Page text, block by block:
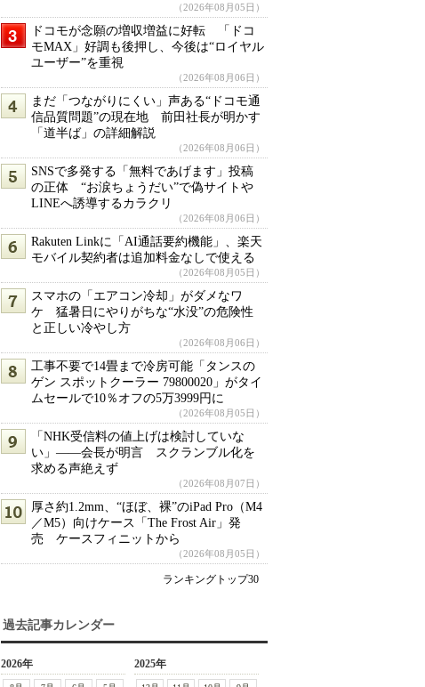
（2026年08月05日）
ドコモが念願の増収増益に好転 「ドコ
モMAX」好調も後押し、今後は“ロイヤル
ユーザー”を重視
（2026年08月06日）
まだ「つながりにくい」声ある“ドコモ通
信品質問題”の現在地 前田社長が明かす
「道半ば」の詳細解説
（2026年08月06日）
SNSで多発する「無料であげます」投稿
の正体 “お涙ちょうだい”で偽サイトや
LINEへ誘導するカラクリ
（2026年08月06日）
Rakuten Linkに「AI通話要約機能」、楽天
モバイル契約者は追加料金なしで使える
（2026年08月05日）
スマホの「エアコン冷却」がダメなワ
ケ 猛暑日にやりがちな“水没”の危険性
と正しい冷やし方
（2026年08月06日）
工事不要で14畳まで冷房可能「タンスの
ゲン スポットクーラー 79800020」がタイ
ムセールで10％オフの5万3999円に
（2026年08月05日）
「NHK受信料の値上げは検討していな
い」――会長が明言 スクランブル化を
求める声絶えず
（2026年08月07日）
厚さ約1.2mm、“ほぼ、裸”のiPad Pro（M4
／M5）向けケース「The Frost Air」発
売 ケースフィニットから
（2026年08月05日）
ランキングトップ30
過去記事カレンダー
2026年 2025年